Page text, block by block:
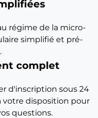
régime de la micro-
simplifié et pré-
complet
d'inscription sous 24
votre disposition pour
questions.